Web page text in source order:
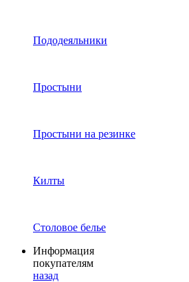
Пододеяльники
Простыни
Простыни на резинке
Килты
Столовое белье
Информация
покупателям
назад